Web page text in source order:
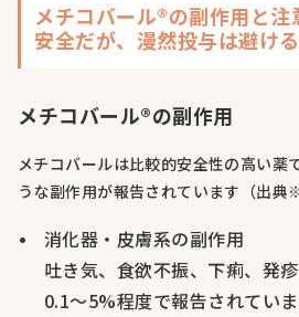
メチコバール®の副作用と注
安全だが、漫然投与は避ける
メチコバール®の副作用
メチコバールは比較的安全性の高い薬
うな副作用が報告されています（出典
消化器・皮膚系の副作用
吐き気、食欲不振、下痢、発
0.1〜5%程度で報告されていま